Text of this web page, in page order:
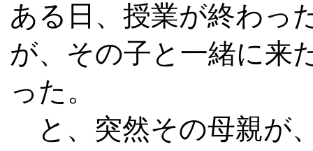
ある日、授業が終わっ
が、その子と一緒に来
った。
と、突然その母親が